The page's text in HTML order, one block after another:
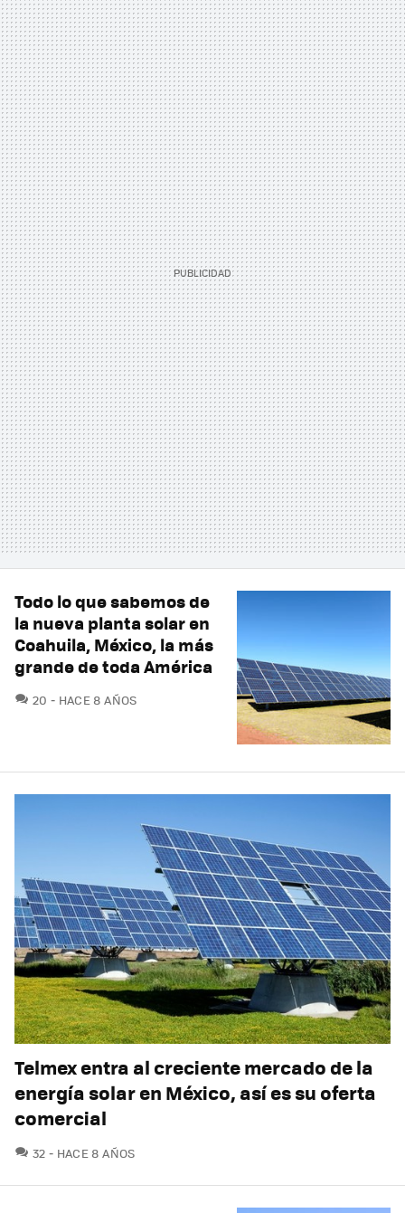
Todo lo que sabemos de
la nueva planta solar en
Coahuila, México, la más
grande de toda América
20 COMENTARIOS
HACE 8 AÑOS
Telmex entra al creciente mercado de la
energía solar en México, así es su oferta
comercial
32 COMENTARIOS
HACE 8 AÑOS